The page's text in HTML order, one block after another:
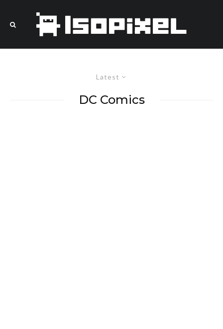
Latest
DC Comics